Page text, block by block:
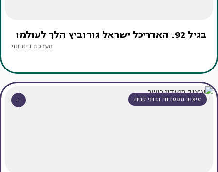
בגיל 92: האדריכל ישראל גודוביץ הלך לעולמו
מערכת בית ונוי
עיצוב מסעדות ובתי קפה